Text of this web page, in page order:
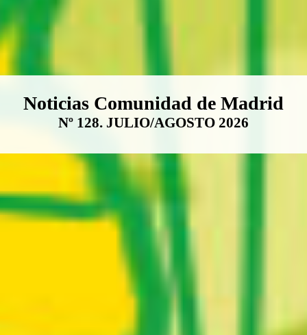
Boletín Noticias Comunidad de
Noticias Comunidad de Madrid
Nº 128. JULIO/AGOSTO 2026